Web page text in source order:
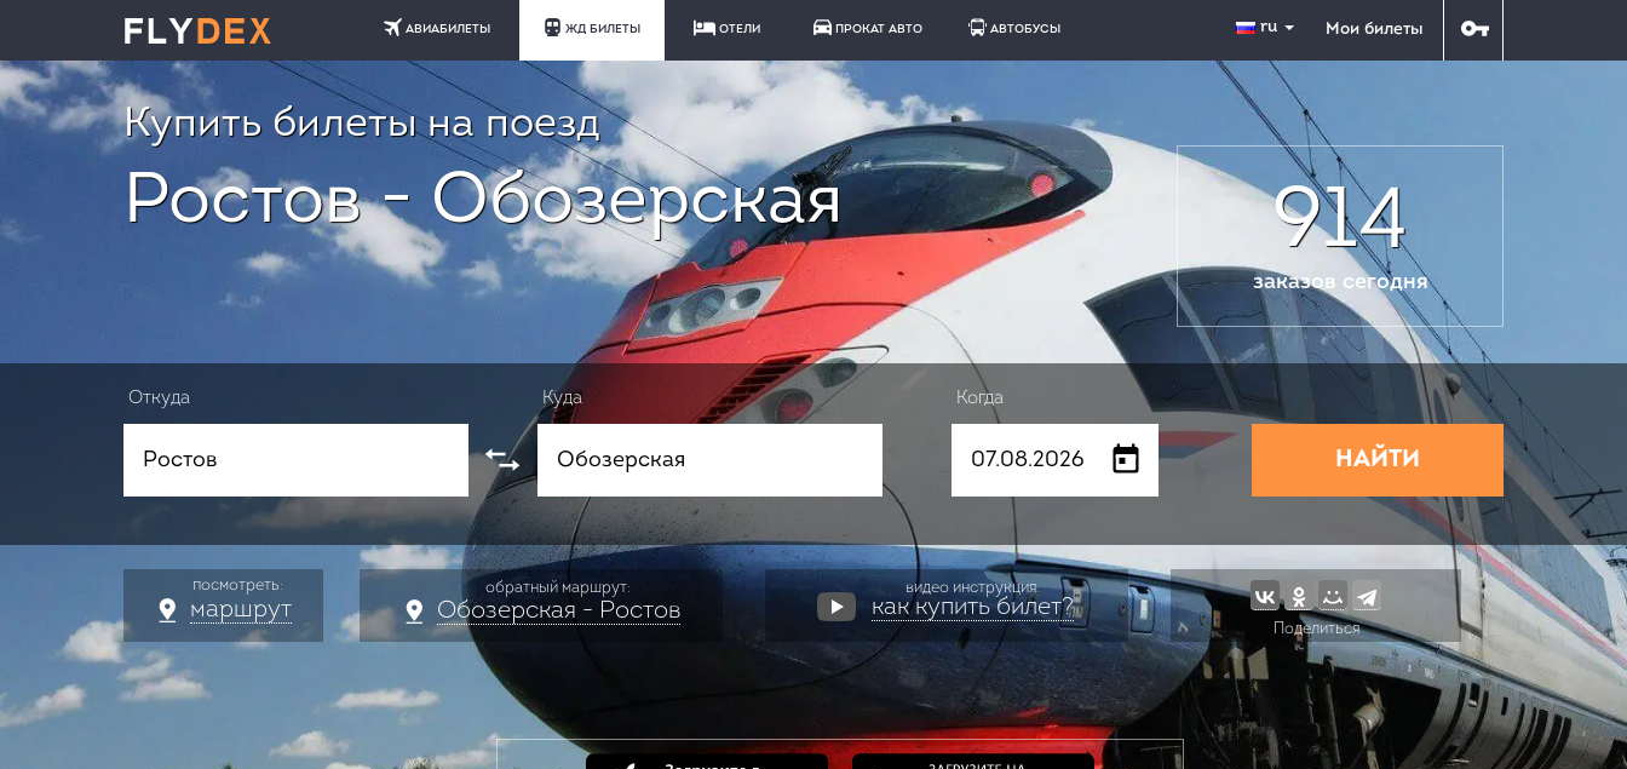
АВИАБИЛЕТЫ ЖД БИЛЕТЫ ОТЕЛИ ПРОКАТ АВТО АВТОБУСЫ ru Мои билеты
Купить билеты на поезд
Ростов - Обозерская 914
заказов сегодня
Откуда Куда Когда
НАЙТИ
посмотреть:
маршрут
обратный маршрут:
Обозерская - Ростов
видео инструкция:
как купить билет?
Поделиться